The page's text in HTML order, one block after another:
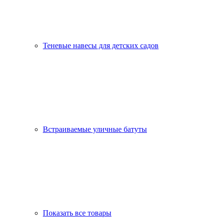
Теневые навесы для детских садов
Встраиваемые уличные батуты
Показать все товары